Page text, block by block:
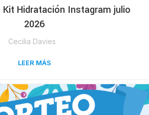
Hidratación Instagram julio
2026
Cecilia Davies
LEER MÁS